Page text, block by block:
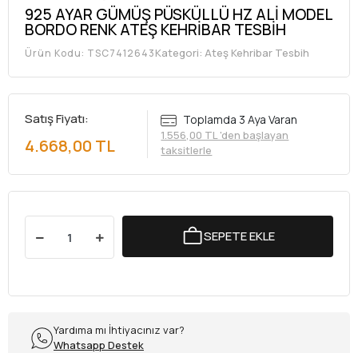
925 AYAR GÜMÜŞ PÜSKÜLLÜ HZ ALİ MODEL
BORDO RENK ATEŞ KEHRİBAR TESBİH
Ürün Kodu: TSC7412643Kategori: Ateş Kehribar Tesbih
Satış Fiyatı:
4.668,00 TL
Toplamda 3 Aya Varan
1.556,00 TL 'den başlayan
taksitlerle
SEPETE EKLE
Yardıma mı İhtiyacınız var?
Whatsapp Destek